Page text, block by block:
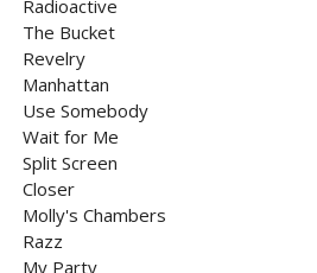
Radioactive
The Bucket
Revelry
Manhattan
Use Somebody
Wait for Me
Split Screen
Closer
Molly's Chambers
Razz
My Party